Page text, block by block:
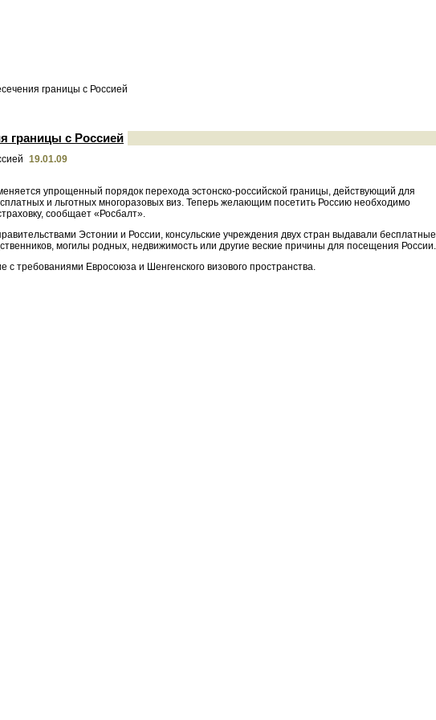
границы с Россией
границы с Россией
19.01.09
упрощенный порядок перехода эстонско-российской границы, действующий для
и льготных многоразовых виз. Теперь желающим посетить Россию необходимо
сообщает «Росбалт».
Эстонии и России, консульские учреждения двух стран выдавали бесплатные
могилы родных, недвижимость или другие веские причины для посещения России.
требованиями Евросоюза и Шенгенского визового пространства.